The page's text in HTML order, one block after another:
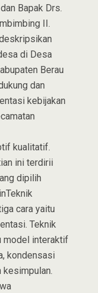
Bapak Drs.
II.
di Desa
Berau
dan
kebijakan
kualitatif.
ini terdirii
dipilih
cara yaitu
Teknik
model interaktif
kondensasi
kesimpulan.